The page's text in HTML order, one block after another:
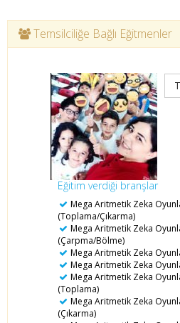
Temsilciliğe Bağlı Eğitmenler
Eğitim verdiği branşlar
Mega Aritmetik Zeka
(Toplama/Çıkarma)
Mega Aritmetik Zeka
(Çarpma/Bölme)
Mega Aritmetik Zeka
Mega Aritmetik Zeka
Mega Aritmetik Zeka
(Toplama)
Mega Aritmetik Zeka
(Çıkarma)